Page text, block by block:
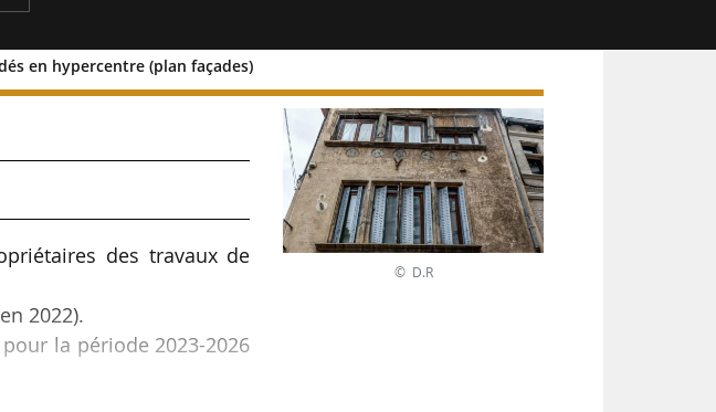
en hypercentre (plan façades)
immeubles
des travaux de
2022).
la période 2023-2026
© D.R